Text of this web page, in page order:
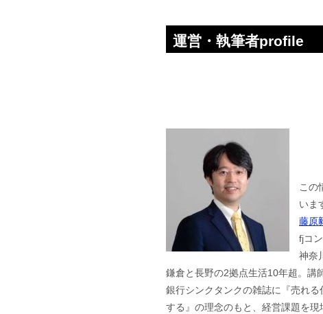
運営・執筆者profile
この
いま
藤原
fjコ
神奈
鎌倉と長野の2拠点生活10年超。講
銀行シンクタンクの雑誌に『売れ
する』の理念のもと、経営課題を